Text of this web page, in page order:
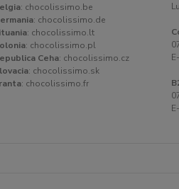
: chocolissimo.be
: chocolissimo.de
: chocolissimo.lt
: chocolissimo.pl
Ceha: chocolissimo.cz
: chocolissimo.sk
: chocolissimo.fr